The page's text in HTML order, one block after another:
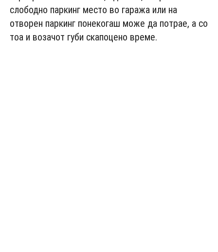
слободно паркинг место во гаража или на
отворен паркинг понекогаш може да потрае, а со
тоа и возачот губи скапоцено време.